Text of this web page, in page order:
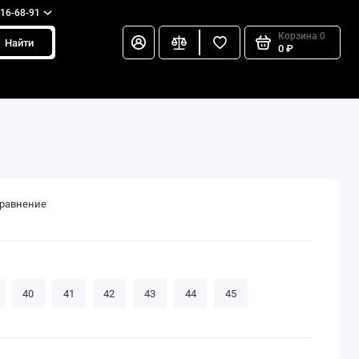
68-91
Найти
Корзина 0
0 ₽
40 41 42 43 44 45